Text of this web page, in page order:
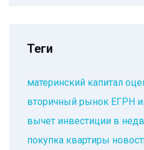
Теги
материнский капитал
вторичный рынок ЕГРН
вычет инвестиции в
покупка квартиры